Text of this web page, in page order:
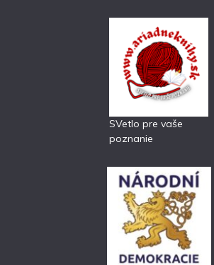
SVetlo pre vaše
poznanie